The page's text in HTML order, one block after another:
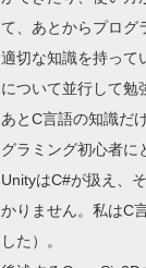
て、あとからプログ
適切な知識を持って
について並行して勉
あとC言語の知識だ
グラミング初心者に
UnityはC#が扱え、
かりません。私はC
した）。